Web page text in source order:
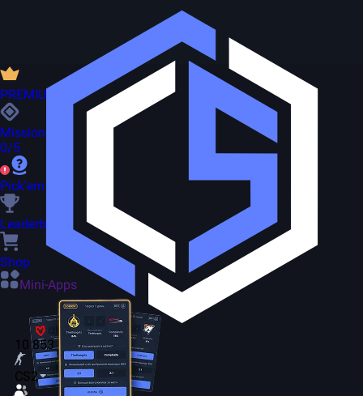
10 853
CS2
PREMIUM
Missionen
0/5
Pick'em
Leaderboard
Shop
Mini-Apps